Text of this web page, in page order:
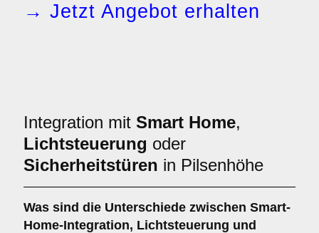
→ Jetzt Angebot erhalten
Integration mit Smart Home,
Lichtsteuerung oder
Sicherheitstüren in Pilsenhöhe
Was sind die Unterschiede zwischen Smart-
Home-Integration, Lichtsteuerung und